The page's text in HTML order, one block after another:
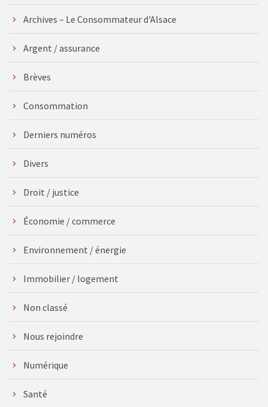
Archives – Le Consommateur d'Alsace
Argent / assurance
Brèves
Consommation
Derniers numéros
Divers
Droit / justice
Économie / commerce
Environnement / énergie
Immobilier / logement
Non classé
Nous rejoindre
Numérique
Santé